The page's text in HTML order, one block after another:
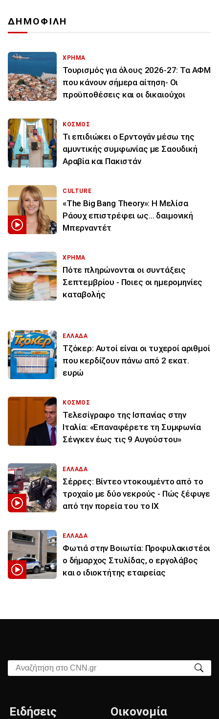
ΔΗΜΟΦΙΛΗ
ΧΡΗΜΑ
Τουρισμός για όλους 2026-27: Τα ΑΦΜ
που κάνουν σήμερα αίτηση- Οι
προϋποθέσεις και οι δικαιούχοι
ΚΟΣΜΟΣ
Τι επιδιώκει ο Ερντογάν μέσω της
αμυντικής συμφωνίας με Σαουδική
Αραβία και Πακιστάν
CULTURE
«The Big Bang Theory»: Η Μελίσα
Ράουχ επιστρέφει ως… δαιμονική
Μπερναντέτ
ΧΡΗΜΑ
Πότε πληρώνονται οι συντάξεις
Σεπτεμβρίου - Ποιες οι ημερομηνίες
καταβολής
ΕΛΛΑΔΑ
Τζόκερ: Αυτοί είναι οι τυχεροί αριθμοί
που κερδίζουν πάνω από 2 εκατ.
ευρώ
ΚΟΣΜΟΣ
Τελεσίγραφο της Ισπανίας στην
Ιταλία: «Επαναφέρετε τη Συμφωνία
Σένγκεν έως τις 9 Αυγούστου»
ΕΛΛΑΔΑ
Σέρρες: Βίντεο ντοκουμέντο από το
τροχαίο με δύο νεκρούς - Πώς ξέφυγε
από την πορεία του το ΙΧ
ΕΛΛΑΔΑ
Φωτιά στην Βοιωτία: Προφυλακιστέοι
ο δήμαρχος Στυλίδας, ο εργολάβος
και ο ιδιοκτήτης εταιρείας
Αναζήτηση στο CNN.gr
Ειδήσεις Οικονομία